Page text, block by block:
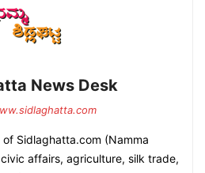
News Desk
Sidlaghatta.com (Namma
affairs, agriculture, silk trade,